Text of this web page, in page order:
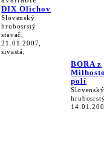
DIX Olichov
Slovenský
hrubosrstý
stavač,
21.01.2007,
sivastá,
BORA z
polí
Slovenský